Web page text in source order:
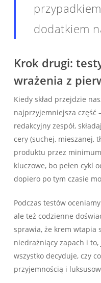
dodatkiem
Krok drugi:
wrażenia z
Kiedy skład przejdzie
najprzyjemniejsza część
redakcyjny zespół,
cery (suchej, mieszanej,
produktu przez minimum
kluczowe, bo pełen cykl
dopiero po tym czasie
Podczas testów
ale też codzienne
sprawia, że krem wtapia
niedrażniący zapach i to,
wszystko decyduje, czy
przyjemnością i